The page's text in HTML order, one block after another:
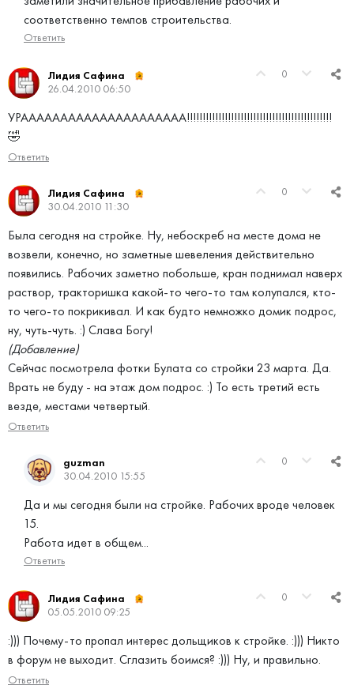
соответственно темпов строительства.
Ответить
0
Лидия Сафина
26.04.2010 06:50
УРААААААААААААААААААААА!!!!!!!!!!!!!!!!!!!!!!!!!!!!!!!!!!!!!!!!!!!!!!
🤣
Ответить
0
Лидия Сафина
30.04.2010 11:30
Была сегодня на стройке. Ну, небоскреб на месте дома не
возвели, конечно, но заметные шевеления действительно
появились. Рабочих заметно побольше, кран поднимал наверх
раствор, тракторишка какой-то чего-то там колупался, кто-
то чего-то покрикивал. И как будто немножко домик подрос,
ну, чуть-чуть. :) Слава Богу!
(Добавление)
Сейчас посмотрела фотки Булата со стройки 23 марта. Да.
Врать не буду - на этаж дом подрос. :) То есть третий есть
везде, местами четвертый.
Ответить
0
guzman
30.04.2010 15:55
Да и мы сегодня были на стройке. Рабочих вроде человек
15.
Работа идет в общем...
Ответить
0
Лидия Сафина
05.05.2010 09:25
:))) Почему-то пропал интерес дольщиков к стройке. :))) Никто
в форум не выходит. Сглазить боимся? :))) Ну, и правильно.
Ответить